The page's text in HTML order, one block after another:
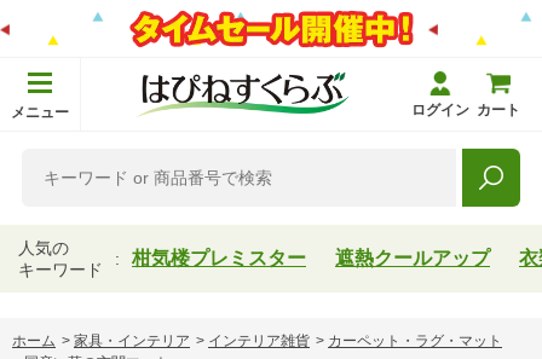
メニュー ログイン カート
人気の
キーワード
柑気楼プレミスター 遮熱クールアップ 衣
ホーム > 家具・インテリア > インテリア雑貨 > カーペット・ラグ・マット